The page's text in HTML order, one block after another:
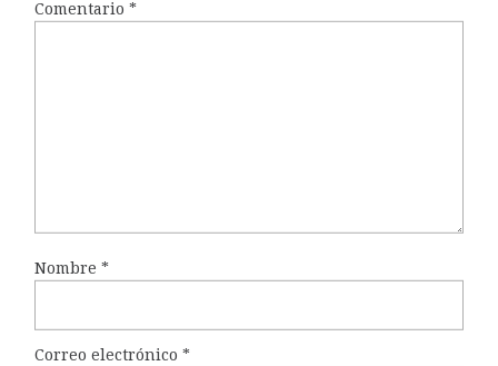
Comentario *
Nombre *
Correo electrónico *